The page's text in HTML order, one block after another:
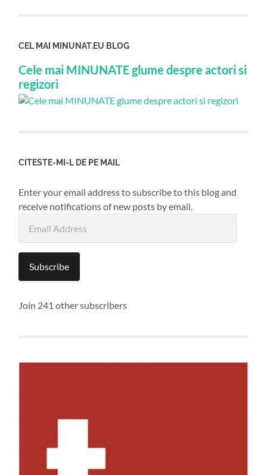
CEL MAI MINUNAT.EU BLOG
Cele mai MINUNATE glume despre actori si
regizori
CITESTE-MI-L DE PE MAIL
Enter your email address to subscribe to this blog and
receive notifications of new posts by email.
Address
Subscribe
Join 241 other subscribers